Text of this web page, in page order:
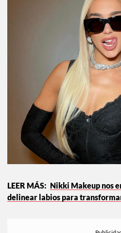
Nikki Makeup nos
delinear labios para